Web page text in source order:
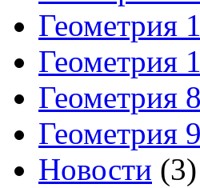
Геометрия
Геометрия
Геометрия
Геометрия
Новости (3)